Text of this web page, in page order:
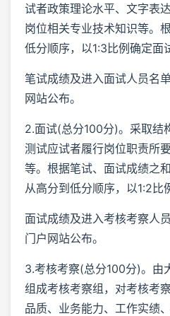
试者政策理论水平、文字表
岗位相关专业技术知识等。
低分顺序，以1:3比例确定面
笔试成绩及进入面试人员名
网站公布。
2.面试(总分100分)。采取结
测试应试者履行岗位职责所
等。根据笔试、面试成绩之
从高分到低分顺序，以1:2比
面试成绩及进入考核考察人
门户网站公布。
3.考核考察(总分100分)。由
组成考核考察组，对考核考
品质、业务能力、工作实绩